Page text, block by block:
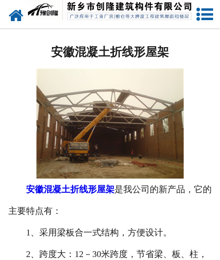
网站首页
安徽预应力混凝土屋面板
安徽预应力混凝土构件
安徽预应力混凝土吊车梁
安徽荷载试验
安徽预应力混凝土折线形屋架
安徽混凝土折线形屋架
安徽混凝土折线形屋架是我公司的新产品，它的
主要特点有：
1、采用梁板合一式结构，方便设计。
2、跨度大：12－30米跨度，节省梁、板、柱，